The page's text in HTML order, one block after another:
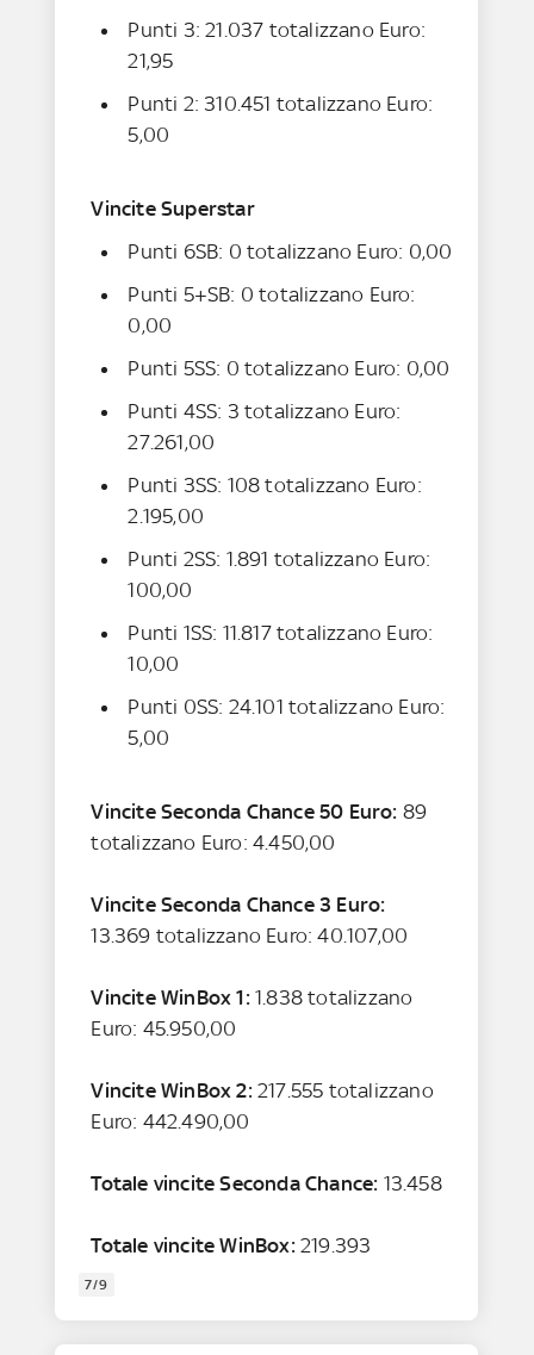
Punti 3: 21.037 totalizzano Euro:
21,95
Punti 2: 310.451 totalizzano Euro:
5,00
Vincite Superstar
Punti 6SB: 0 totalizzano Euro: 0,00
Punti 5+SB: 0 totalizzano Euro:
0,00
Punti 5SS: 0 totalizzano Euro: 0,00
Punti 4SS: 3 totalizzano Euro:
27.261,00
Punti 3SS: 108 totalizzano Euro:
2.195,00
Punti 2SS: 1.891 totalizzano Euro:
100,00
Punti 1SS: 11.817 totalizzano Euro:
10,00
Punti 0SS: 24.101 totalizzano Euro:
5,00
Vincite Seconda Chance 50 Euro: 89
totalizzano Euro: 4.450,00
Vincite Seconda Chance 3 Euro:
13.369 totalizzano Euro: 40.107,00
Vincite WinBox 1:1.838 totalizzano
Euro: 45.950,00
Vincite WinBox 2:217.555 totalizzano
Euro: 442.490,00
Totale vincite Seconda Chance: 13.458
Totale vincite WinBox:219.393
7/9